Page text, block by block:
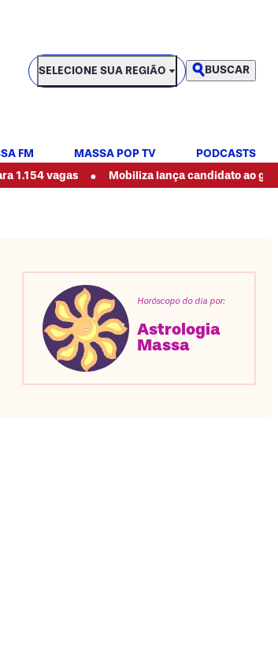
SELECIONE SUA REGIÃO
SELECIONE SUA REGIÃO BUSCAR
FM MASSA POP TV
PODCASTS
• Mobiliza lança candidato ao governo do
Capricórnio
Horóscopo do dia por:
Astrologia
Massa